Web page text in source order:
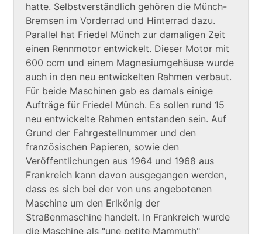
hatte. Selbstverständlich gehören die Münch-
Bremsen im Vorderrad und Hinterrad dazu.
Parallel hat Friedel Münch zur damaligen Zeit
einen Rennmotor entwickelt. Dieser Motor mit
600 ccm und einem Magnesiumgehäuse wurde
auch in den neu entwickelten Rahmen verbaut.
Für beide Maschinen gab es damals einige
Aufträge für Friedel Münch. Es sollen rund 15
neu entwickelte Rahmen entstanden sein. Auf
Grund der Fahrgestellnummer und den
französischen Papieren, sowie den
Veröffentlichungen aus 1964 und 1968 aus
Frankreich kann davon ausgegangen werden,
dass es sich bei der von uns angebotenen
Maschine um den Erlkönig der
Straßenmaschine handelt. In Frankreich wurde
die Maschine als "une petite Mammuth"